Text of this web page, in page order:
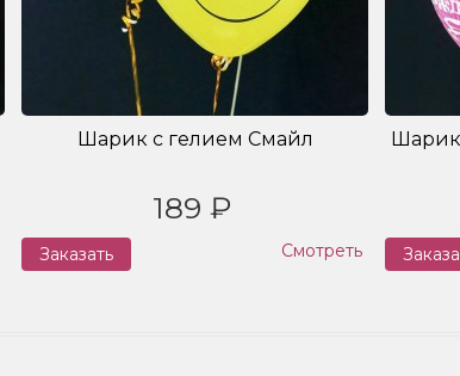
Шарик с гелием Смайл
189 ₽
Заказать Смотреть